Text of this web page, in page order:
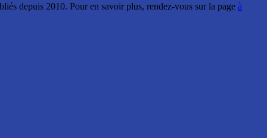
depuis 2010. Pour en savoir plus, rendez-vous sur la page à